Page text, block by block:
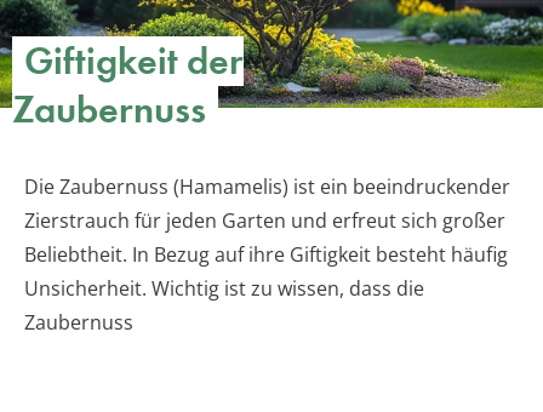
Giftigkeit der
Zaubernuss
Die Zaubernuss (Hamamelis) ist ein beeindruckender
Zierstrauch für jeden Garten und erfreut sich großer
Beliebtheit. In Bezug auf ihre Giftigkeit besteht häufig
Unsicherheit. Wichtig ist zu wissen, dass die
Zaubernuss